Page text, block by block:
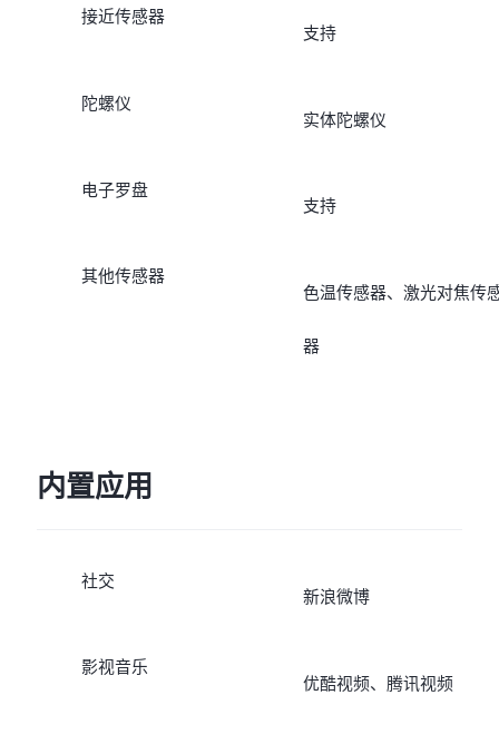
接近传感器
支持
陀螺仪
实体陀螺仪
电子罗盘
支持
其他传感器
色温传感器、激光对焦传
器
内置应用
社交
新浪微博
影视音乐
优酷视频、腾讯视频